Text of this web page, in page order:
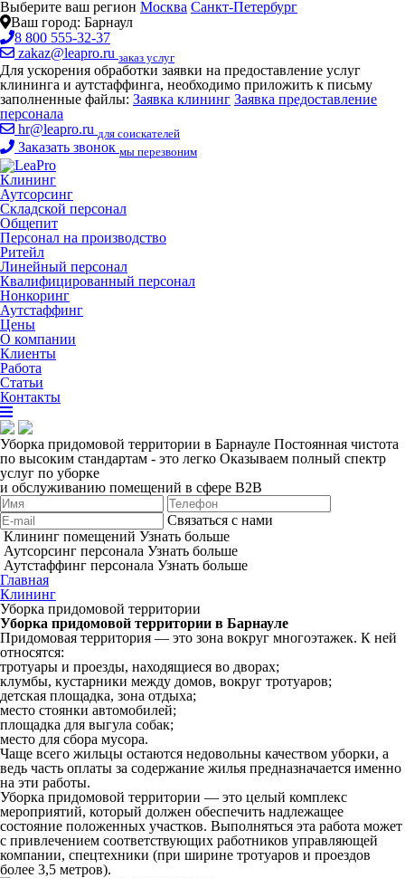
Выберите ваш регион Москва Санкт-Петербург
Ваш город: Барнаул
8 800 555-32-37
zakaz@leapro.ru заказ услуг
Для ускорения обработки заявки на предоставление услуг
клининга и аутстаффинга, необходимо приложить к письму
заполненные файлы: Заявка клининг Заявка предоставление
персонала
hr@leapro.ru для соискателей
Заказать звонок мы перезвоним
Клининг
Аутсорсинг
Складской персонал
Общепит
Персонал на производство
Ритейл
Линейный персонал
Квалифицированный персонал
Нонкоринг
Аутстаффинг
Цены
О компании
Клиенты
Работа
Статьи
Контакты
Уборка придомовой территории в Барнауле Постоянная чистота
по высоким стандартам - это легко Оказываем полный спектр
услуг по уборке
и обслуживанию помещений в сфере B2B
Связаться с нами
Клининг помещений Узнать больше
Аутсорсинг персонала Узнать больше
Аутстаффинг персонала Узнать больше
Главная
Клининг
Уборка придомовой территории
Уборка придомовой территории в Барнауле
Придомовая территория — это зона вокруг многоэтажек. К ней
относятся:
тротуары и проезды, находящиеся во дворах;
клумбы, кустарники между домов, вокруг тротуаров;
детская площадка, зона отдыха;
место стоянки автомобилей;
площадка для выгула собак;
место для сбора мусора.
Чаще всего жильцы остаются недовольны качеством уборки, а
ведь часть оплаты за содержание жилья предназначается именно
на эти работы.
Уборка придомовой территории — это целый комплекс
мероприятий, который должен обеспечить надлежащее
состояние положенных участков. Выполняться эта работа может
с привлечением соответствующих работников управляющей
компании, спецтехники (при ширине тротуаров и проездов
более 3,5 метров).